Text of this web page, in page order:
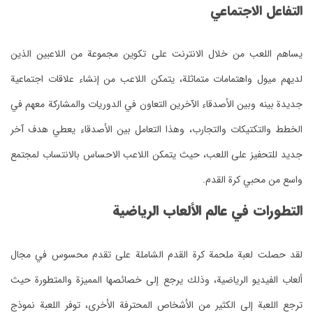
التفاعل الاجتماعي
يساهم اللعب من خلال الانترنت على تكوين مجموعة من اللاعبين الذين
لديهم ميول واهتمامات متماثلة، يتمكن اللاعب من إنشاء علاقات اجتماعية
جديدة بينه وبين الأصدقاء الآخرين التعاون في الدوريات والمشاركة معهم في
الخطط والتكتيكات والتجارب، وهذا التعامل بين الأصدقاء يعطي هدف آخر
جديد للتحفيز على اللعب، حيث يتمكن اللاعب الاحساس بالانتساب لمجتمع
واسع من محبي كرة القدم.
التطورات في عالم الألعاب الرياضية
لقد حصلت لعبة ملحمة كرة القدم الشاملة على تقدم محسوس في مجال
ألعاب الفيديو الرياضية، وذلك يرجع إلى خصائصها المميزة والمتطورة حيث
ترجع اللعبة إلى الكثير من الأشخاص المحترفة الأخرى، توفر اللعبة نموذج